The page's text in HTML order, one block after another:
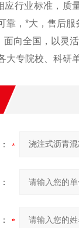
应行业标准，质
靠，*大，售后服
面向全国，以灵
大专院校、科研